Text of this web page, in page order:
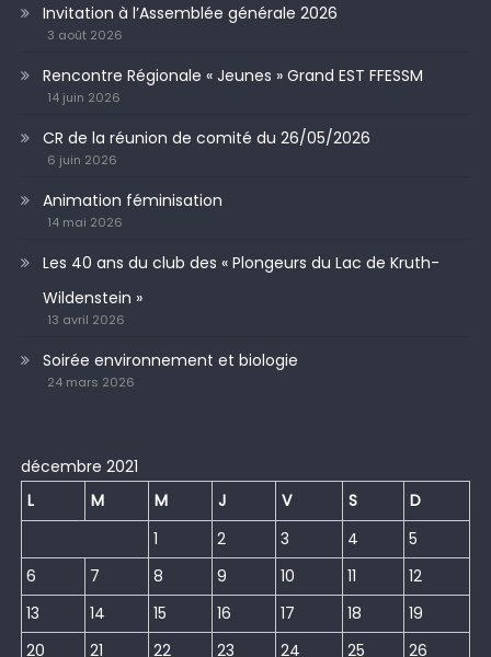
Invitation à l’Assemblée générale 2026
3 août 2026
Rencontre Régionale « Jeunes » Grand EST FFESSM
14 juin 2026
CR de la réunion de comité du 26/05/2026
6 juin 2026
Animation féminisation
14 mai 2026
Les 40 ans du club des « Plongeurs du Lac de Kruth-
Wildenstein »
13 avril 2026
Soirée environnement et biologie
24 mars 2026
décembre 2021
L
M M J V S
D
1
2 3 4
5
6
7 8 9 10 11
12
13
14 15 16 17 18
19
20
21 22 23 24 25 26